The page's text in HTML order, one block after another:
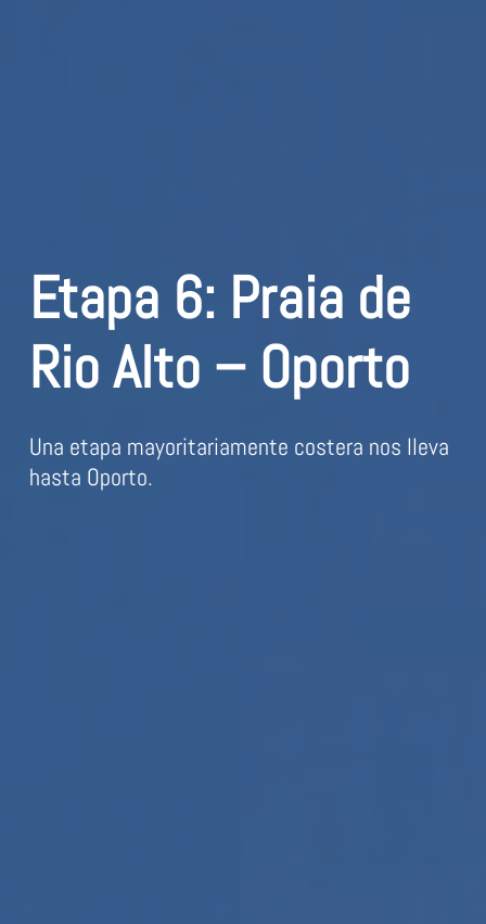
Etapa 6: Praia de
Rio Alto – Oporto
Una etapa mayoritariamente costera nos lleva
hasta Oporto.